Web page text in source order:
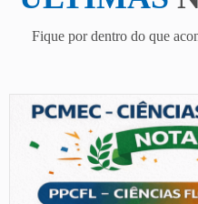
Fique por dentro do que